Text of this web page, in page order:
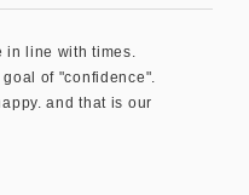
in line with times.
of "confidence".
and that is our